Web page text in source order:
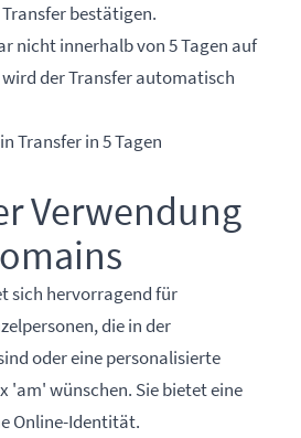
bestätigen.
nicht innerhalb von 5 Tagen auf
der Transfer automatisch
Transfer in 5 Tagen
Verwendung
sich hervorragend für
die in der
oder eine personalisierte
'am' wünschen. Sie bietet eine
Online-Identität.